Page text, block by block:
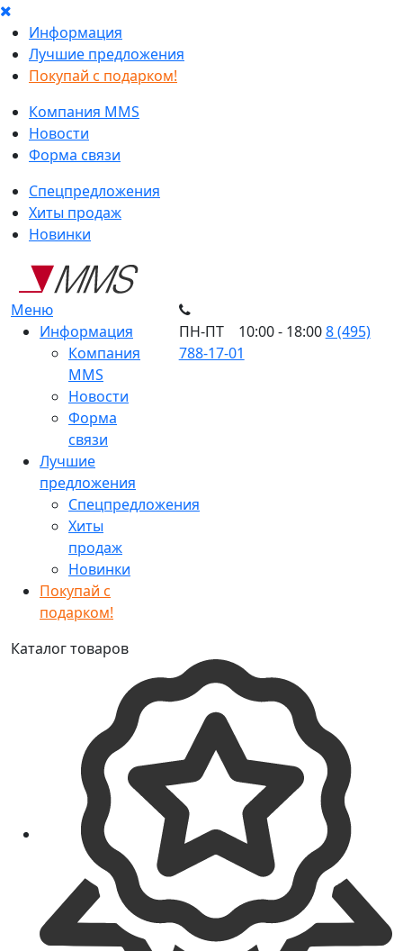
Информация
Лучшие предложения
Покупай с подарком!
Компания MMS
Новости
Форма связи
Спецпредложения
Хиты продаж
Новинки
Меню
Информация
Компания
MMS
Новости
Форма
связи
Лучшие
предложения
Спецпредложения
Хиты
продаж
Новинки
Покупай с
подарком!
ПН-ПТ 10:00 - 18:008 (495)
788-17-01
Каталог товаров